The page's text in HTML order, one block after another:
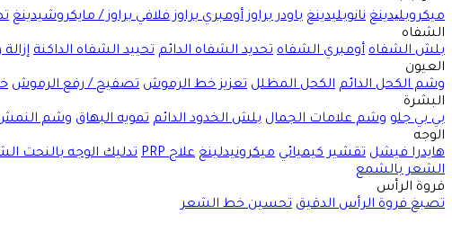
ميكروبلیدينغ نانوبليدينغ باودر براوز أومبري براوز فلافي براوز / مايكروشيدينغ
الشفاه
بلش الشفاه أومبري الشفاه تحديد الشفاه الدائم تحييد الشفاه الداكنة
العيون
وشم الكحل الدائم الكحل المظلل تعزيز خط الرموش تصفيح / رفع الرموش
البشرة
بي بي جلو وشم علامات الجمال بلش الخدود الدائم تمويه البهاق وشم
الوجه
هايدرا فيشل تقشير كيميائي ميكرونيدلينغ علاج PRP تدليك الوجه بالنحت
الشعر بالشمع
فروة الرأس
تصبغ فروة الرأس الدقيق تحسين خط الشعر